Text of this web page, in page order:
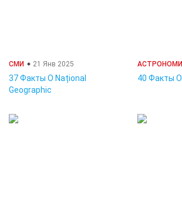
СМИ 21 Янв 2025
37 Факты О Național
Geographic
40 Факты